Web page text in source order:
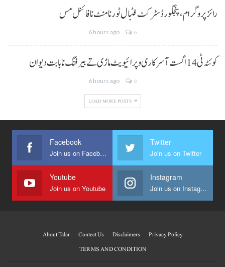
رائز پروگرام، پنجگور ڈسٹرکٹ فٹبال ٹورنامنٹ نا فائنل مس
6 hours ago 0
کوئٹہ ٹی 14 اگست آ سرکاری و پرائیویٹ ماڑی تے بیرفنگ نا بابت دیوان
6 hours ago 0
LOAD MORE POSTS
Facebook
Join us on Facebook
Twitter
Join us on Twitter
Youtube
Join us on Youtube
Instagram
Join us on Instagram
About Talar Contect Us Disclaimers
Privacy Policy
TERMS AND CONDITION